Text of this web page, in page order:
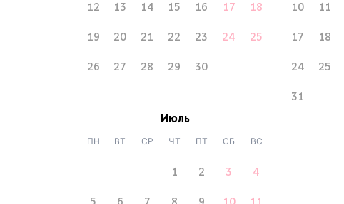
12 13 14 15 16 17 18
19 20 21 22 23 24 25
26 27 28 29 30
10 11
17 18
24 25
31
Июль
ПН ВТ СР ЧТ ПТ СБ ВС
1 2 3 4